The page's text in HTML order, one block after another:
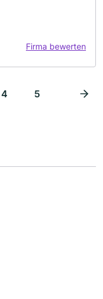
Firma bewerten
4 5